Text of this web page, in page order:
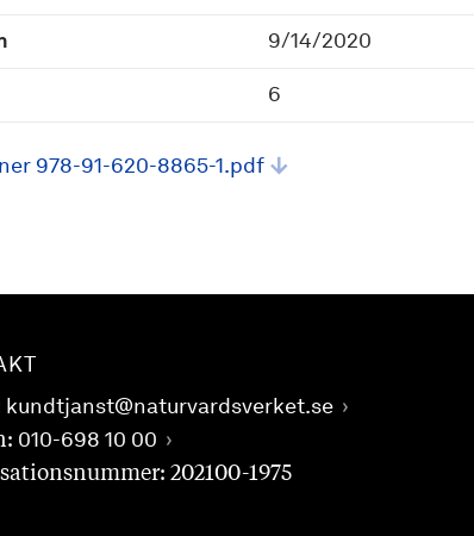
9/14/2020
6
978-91-620-8865-1.pdf
kundtjanst@naturvardsverket.se
010-698 10 00
202100-1975